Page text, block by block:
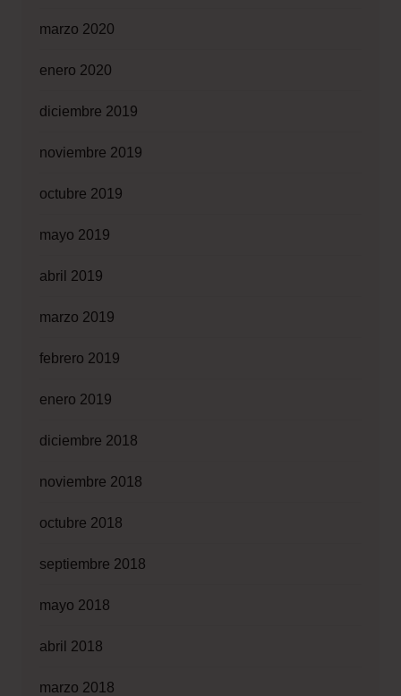
marzo 2020
enero 2020
diciembre 2019
noviembre 2019
octubre 2019
mayo 2019
abril 2019
marzo 2019
febrero 2019
enero 2019
diciembre 2018
noviembre 2018
octubre 2018
septiembre 2018
mayo 2018
abril 2018
marzo 2018